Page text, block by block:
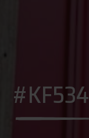
#KF534